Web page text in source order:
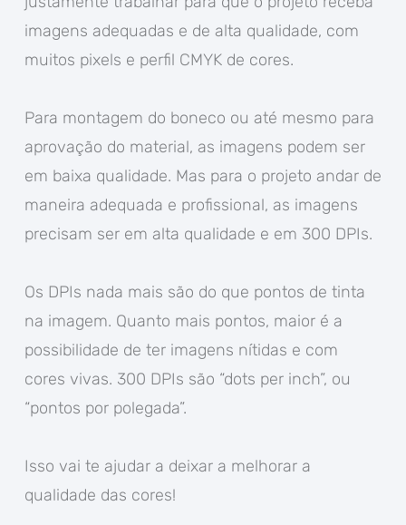
imagens adequadas e de alta qualidade, com
muitos pixels e perfil CMYK de cores.
Para montagem do boneco ou até mesmo para
aprovação do material, as imagens podem ser
em baixa qualidade. Mas para o projeto andar de
maneira adequada e profissional, as imagens
precisam ser em alta qualidade e em 300 DPIs.
Os DPIs nada mais são do que pontos de tinta
na imagem. Quanto mais pontos, maior é a
possibilidade de ter imagens nítidas e com
cores vivas. 300 DPIs são “dots per inch”, ou
“pontos por polegada”.
Isso vai te ajudar a deixar a melhorar a
qualidade das cores!